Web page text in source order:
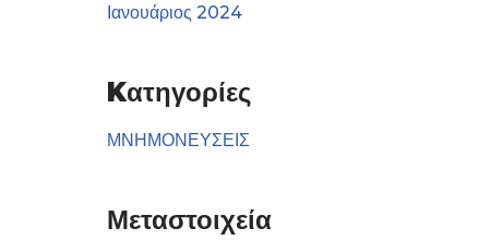
Ιανουάριος 2024
Kατηγορίες
ΜΝΗΜΟΝΕΥΣΕΙΣ
Μεταστοιχεία